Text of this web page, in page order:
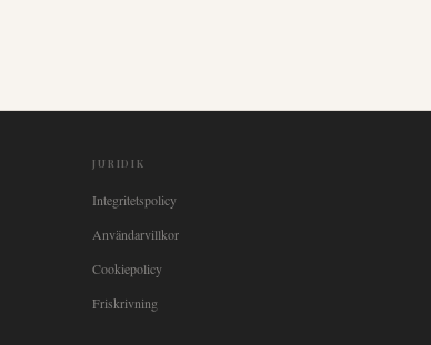
JURIDIK
Integritetspolicy
Användarvillkor
Cookiepolicy
Friskrivning